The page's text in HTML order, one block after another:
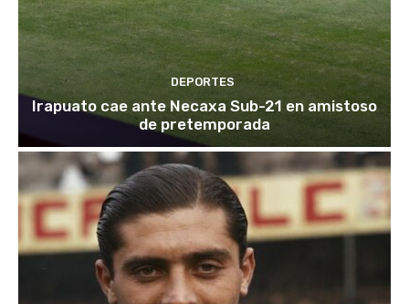
DEPORTES
Irapuato cae ante Necaxa Sub-21 en amistoso
de pretemporada